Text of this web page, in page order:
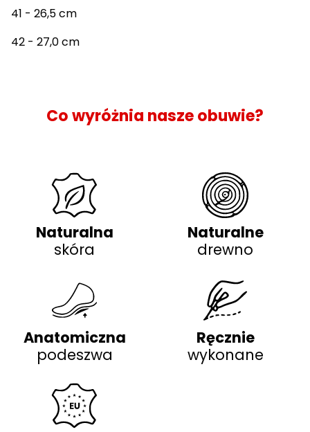
41 - 26,5 cm
42 - 27,0 cm
Co wyróżnia nasze obuwie?
Naturalna
skóra
Naturalne
drewno
Anatomiczna
podeszwa
Ręcznie
wykonane